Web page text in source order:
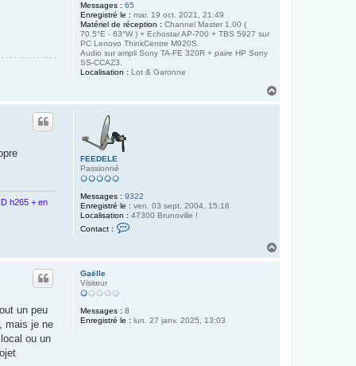
Messages : 65
Enregistré le : mar. 19 oct. 2021, 21:49
Matériel de réception : Channel Master 1.00 (
70.5°E - 63°W ) + Echostar AP-700 + TBS 5927 sur
PC Lenovo ThinkCentre M920S.
Audio sur ampli Sony TA-FE 320R + paire HP Sony
SS-CCAZ3.
Localisation : Lot & Garonne
FEEDELE
Passionné
Messages : 9322
Enregistré le : ven. 03 sept. 2004, 15:16
Localisation : 47300 Brunoville !
Contact :
E
h265 + en
a
Gaëlle
Visiteur
Messages : 8
Enregistré le : lun. 27 janv. 2025, 13:03
un peu
mais je ne
ou un